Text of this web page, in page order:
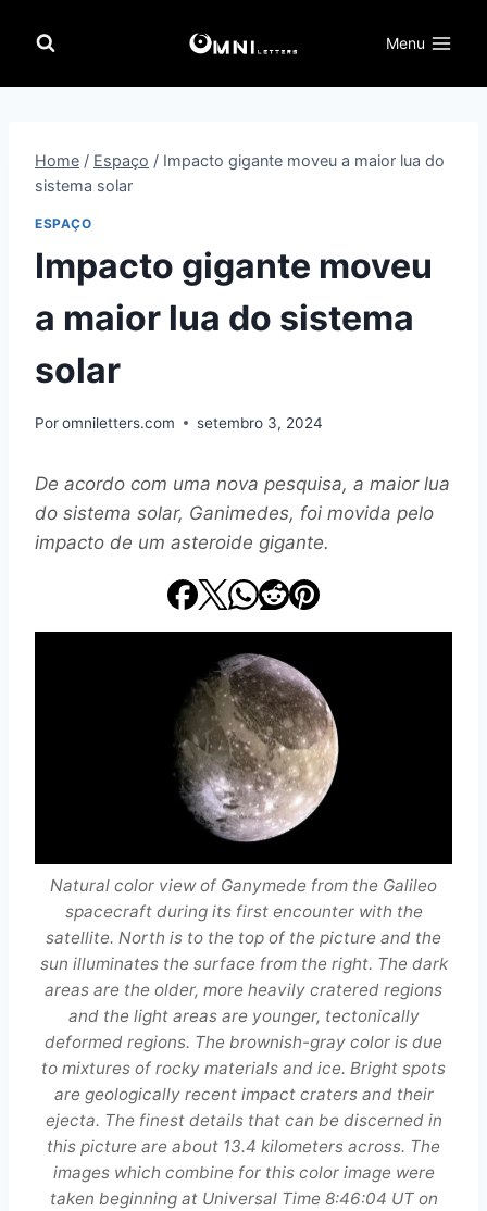
para
Menu
Home / Espaço / Impacto gigante moveu a maior lua do
sistema solar
ESPAÇO
Impacto gigante moveu
a maior lua do sistema
solar
Poromniletters.com setembro 3, 2024
De acordo com uma nova pesquisa, a maior lua
do sistema solar, Ganimedes, foi movida pelo
impacto de um asteroide gigante.
Natural color view of Ganymede from the Galileo
spacecraft during its first encounter with the
satellite. North is to the top of the picture and the
sun illuminates the surface from the right. The dark
areas are the older, more heavily cratered regions
and the light areas are younger, tectonically
deformed regions. The brownish-gray color is due
to mixtures of rocky materials and ice. Bright spots
are geologically recent impact craters and their
ejecta. The finest details that can be discerned in
this picture are about 13.4 kilometers across. The
images which combine for this color image were
taken beginning at Universal Time 8:46:04 UT on